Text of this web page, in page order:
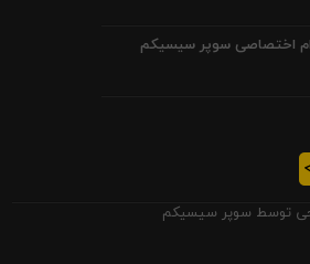
اختصاصی سوپر سیسیکم
توسط سوپر سیسیکم